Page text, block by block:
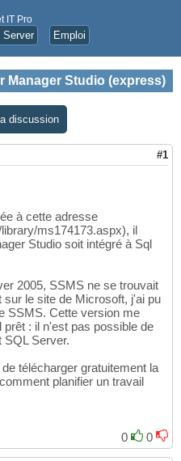
IT Pro
Server Emploi
Manager Studio (express)
discussion
#1
à cette adresse
ms174173.aspx), il
Studio soit intégré à Sql
2005, SSMS ne se trouvait
sur le site de Microsoft, j'ai pu
SSMS. Cette version me
: il n'est pas possible de
SQL Server.
télécharger gratuitement la
planifier un travail
0
0